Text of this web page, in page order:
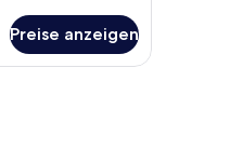
Preise anzeigen